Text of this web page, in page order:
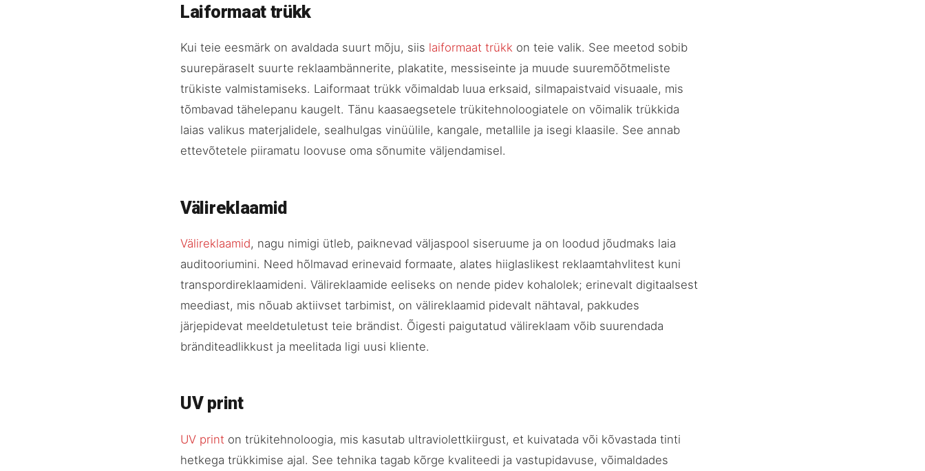
Laiformaat trükk
Kui teie eesmärk on avaldada suurt mõju, siis laiformaat trükk on teie valik. See meetod sobib
suurepäraselt suurte reklaambännerite, plakatite, messiseinte ja muude suuremõõtmeliste
trükiste valmistamiseks. Laiformaat trükk võimaldab luua erksaid, silmapaistvaid visuaale, mis
tõmbavad tähelepanu kaugelt. Tänu kaasaegsetele trükitehnoloogiatele on võimalik trükkida
laias valikus materjalidele, sealhulgas vinüülile, kangale, metallile ja isegi klaasile. See annab
ettevõtetele piiramatu loovuse oma sõnumite väljendamisel.
Välireklaamid
Välireklaamid, nagu nimigi ütleb, paiknevad väljaspool siseruume ja on loodud jõudmaks laia
auditooriumini. Need hõlmavad erinevaid formaate, alates hiiglaslikest reklaamtahvlitest kuni
transpordireklaamideni. Välireklaamide eeliseks on nende pidev kohalolek; erinevalt digitaalsest
meediast, mis nõuab aktiivset tarbimist, on välireklaamid pidevalt nähtaval, pakkudes
järjepidevat meeldetuletust teie brändist. Õigesti paigutatud välireklaam võib suurendada
bränditeadlikkust ja meelitada ligi uusi kliente.
UV print
UV print on trükitehnoloogia, mis kasutab ultraviolettkiirgust, et kuivatada või kõvastada tinti
hetkega trükkimise ajal. See tehnika tagab kõrge kvaliteedi ja vastupidavuse, võimaldades